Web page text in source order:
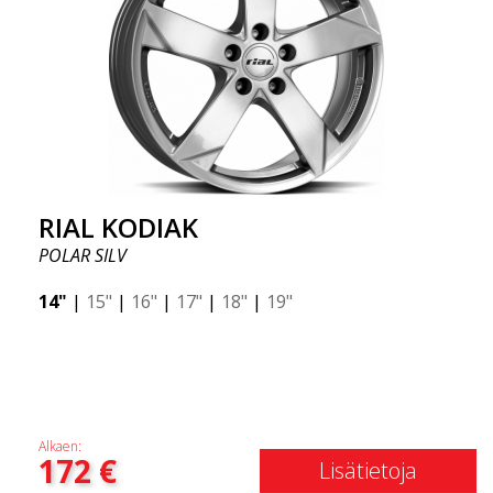
RIAL KODIAK
POLAR SILV
14" | 15" | 16" | 17" | 18" | 19"
Alkaen:
172€ Lisätietoja